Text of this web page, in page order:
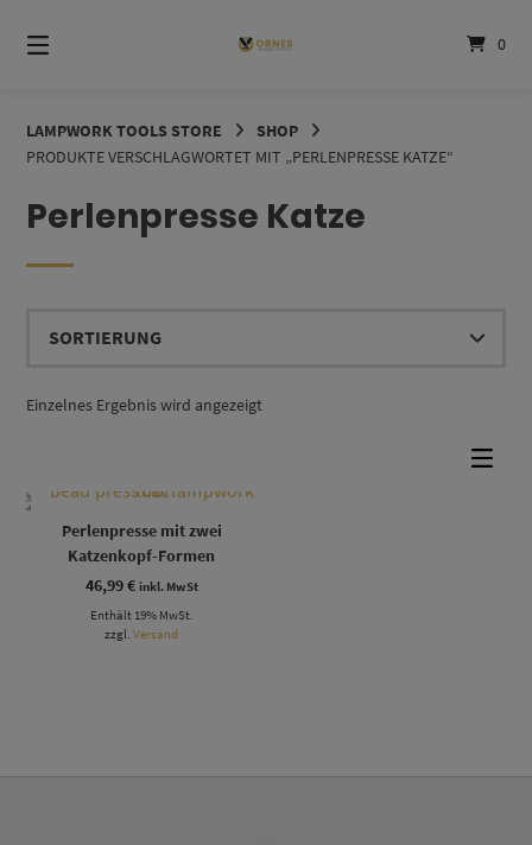
zum
Inhalt
0
LAMPWORK TOOLS STORE
SHOP
PRODUKTE VERSCHLAGWORTET MIT „PERLENPRESSE KATZE“
Perlenpresse Katze
Einzelnes Ergebnis wird angezeigt
Perlenpresse mit zwei
Katzenkopf-Formen
46,99€ inkl. MwSt
Enthält 19% MwSt.
zzgl.Versand